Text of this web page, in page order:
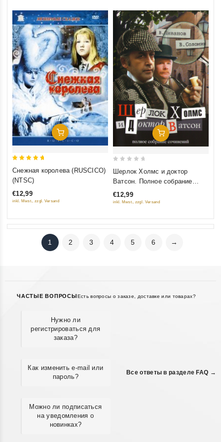
Добавить В Корзину
Снежная королева (RUSCICO)
(NTSC)
€12,99
inkl. Mwst., zzgl. Versand
Добавить В Корзину
out
5
Шерлок Холмс и доктор
Ватсон. Полное собрание
сочинений (8 фильмов)
€12,99
inkl. Mwst., zzgl. Versand
1 2 3 4 5 6 →
ЧАСТЫЕ ВОПРОСЫ Есть вопросы о заказе, доставке или товарах?
Нужно ли
регистрироваться для
заказа?
Как изменить e-mail или
пароль?
Можно ли подписаться
на уведомления о
новинках?
Все ответы в разделе FAQ →